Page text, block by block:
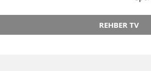
REHBER TV